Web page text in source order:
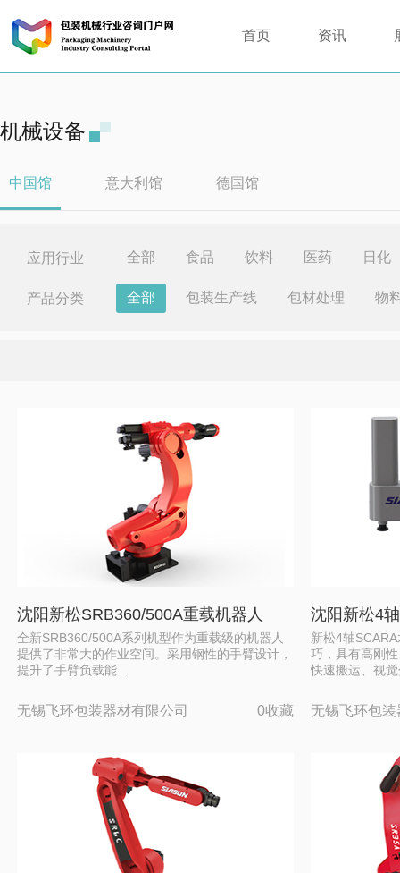
首页 资讯
机械设备
中国馆 意大利馆 德国馆
应用行业 全部 食品 饮料 医药 日化
产品分类 全部 包装生产线 包材处理 物
沈阳新松SRB360/500A重载机器人
全新SRB360/500A系列机型作为重载级的机器人
提供了非常大的作业空间。采用钢性的手臂设计，
提升了手臂负载能…
无锡飞环包装器材有限公司 0收藏
沈阳新松4
新松4轴
巧，具有高刚
快速搬运、视
无锡飞环包